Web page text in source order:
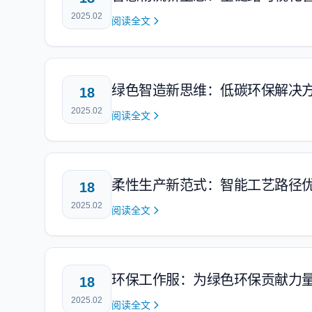
2025.02 阅读全文
18
2025.02
绿色智造新思维：低碳环保解决
阅读全文
18
2025.02
柔性生产新范式：智能工艺路径
阅读全文
18
2025.02
环保工作服：为绿色环保贡献力
阅读全文